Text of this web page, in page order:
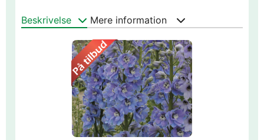
Beskrivelse Mere information